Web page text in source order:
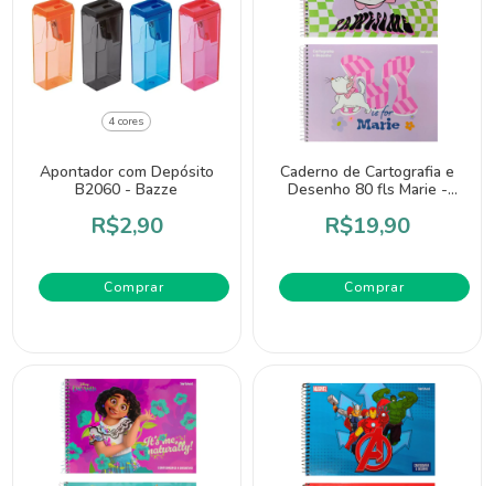
4 cores
Apontador com Depósito
B2060 - Bazze
R$2,90
Comprar
Caderno de Cartografia e
Desenho 80 fls Marie -
R$19,90
Comprar